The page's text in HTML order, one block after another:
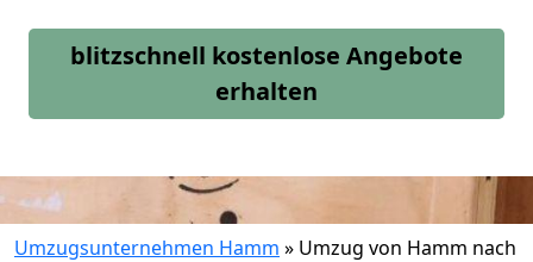
blitzschnell kostenlose Angebote
erhalten
Umzugsunternehmen Hamm » Umzug von Hamm nach